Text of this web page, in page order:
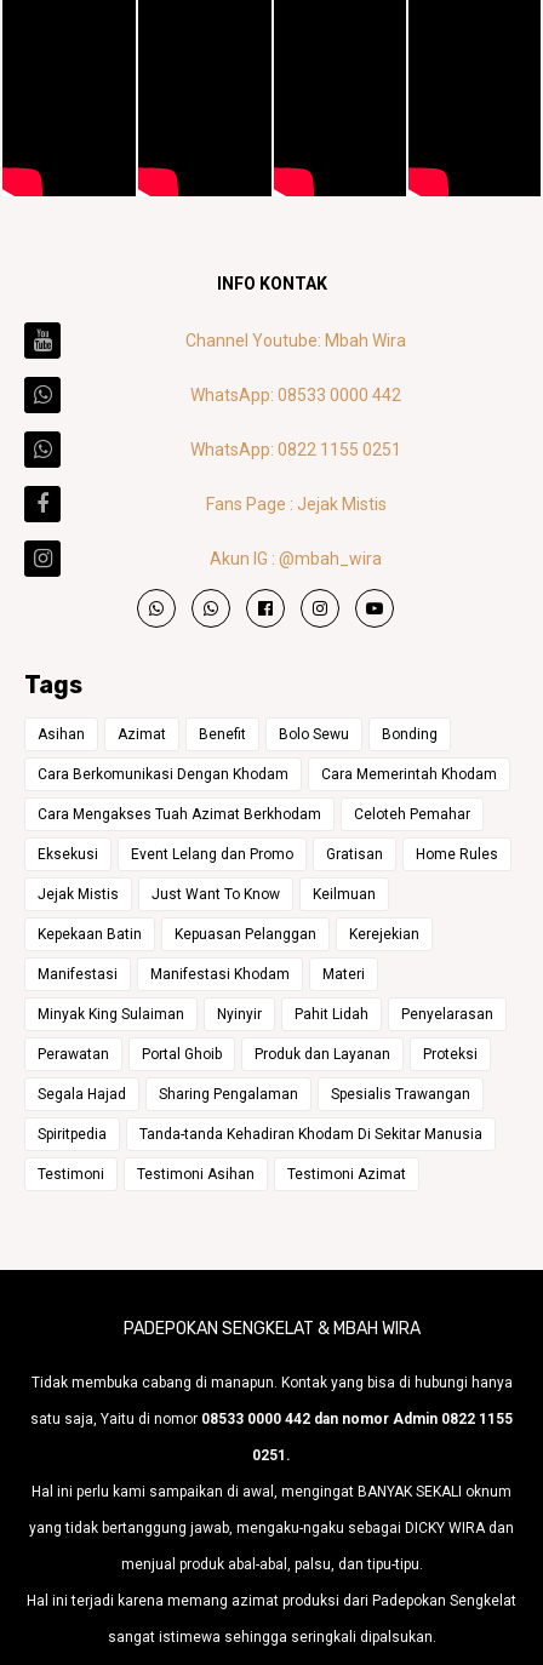
INFO KONTAK
Channel Youtube: Mbah Wira
WhatsApp: 08533 0000 442
WhatsApp: 0822 1155 0251
Fans Page : Jejak Mistis
Akun IG : @mbah_wira
Tags
Asihan Azimat Benefit Bolo Sewu Bonding
Cara Berkomunikasi Dengan Khodam Cara Memerintah Khodam
Cara Mengakses Tuah Azimat Berkhodam Celoteh Pemahar
Eksekusi Event Lelang dan Promo Gratisan Home Rules
Jejak Mistis Just Want To Know Keilmuan
Kepekaan Batin Kepuasan Pelanggan Kerejekian
Manifestasi Manifestasi Khodam Materi
Minyak King Sulaiman Nyinyir Pahit Lidah Penyelarasan
Perawatan Portal Ghoib Produk dan Layanan Proteksi
Segala Hajad Sharing Pengalaman Spesialis Trawangan
Spiritpedia Tanda-tanda Kehadiran Khodam Di Sekitar Manusia
Testimoni Testimoni Asihan Testimoni Azimat
PADEPOKAN SENGKELAT & MBAH WIRA
Tidak membuka cabang di manapun. Kontak yang bisa di hubungi hanya
satu saja, Yaitu di nomor 08533 0000 442 dan nomor Admin 0822 1155
0251.
Hal ini perlu kami sampaikan di awal, mengingat BANYAK SEKALI oknum
yang tidak bertanggung jawab, mengaku-ngaku sebagai DICKY WIRA dan
menjual produk abal-abal, palsu, dan tipu-tipu.
Hal ini terjadi karena memang azimat produksi dari Padepokan Sengkelat
sangat istimewa sehingga seringkali dipalsukan.